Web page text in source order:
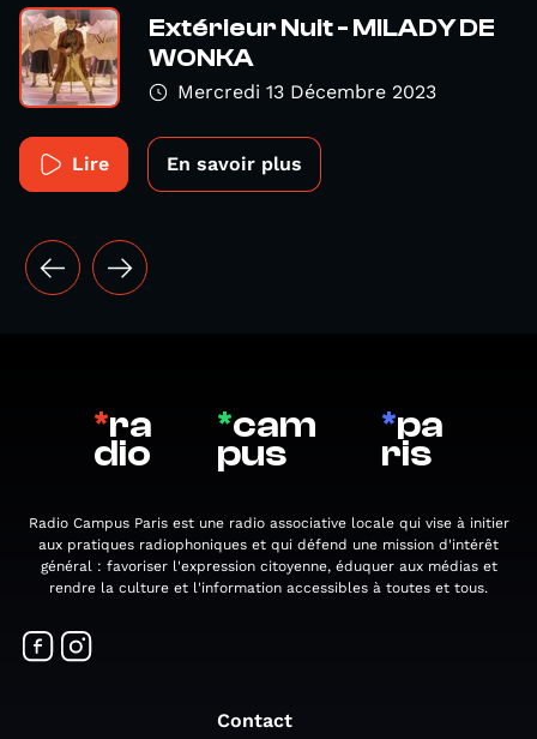
Extérieur Nuit - MILADY DE
WONKA
Mercredi 13 Décembre 2023
Lire En savoir plus
*ra
dio
*cam
pus
*pa
ris
Radio Campus Paris est une radio associative locale qui vise à initier
aux pratiques radiophoniques et qui défend une mission d'intérêt
général : favoriser l'expression citoyenne, éduquer aux médias et
rendre la culture et l'information accessibles à toutes et tous.
Contact